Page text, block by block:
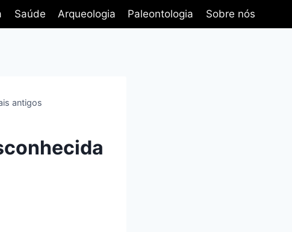
Saúde Arqueologia Paleontologia Sobre nós
antigos